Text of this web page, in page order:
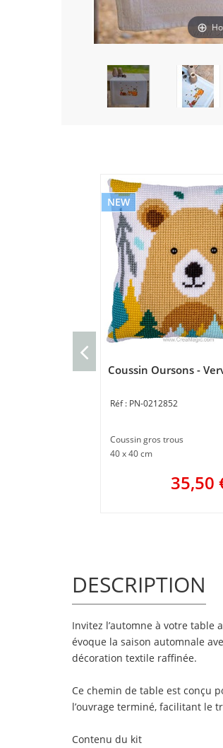
NEW
Coussin Oursons -
PN-0212852
Coussin gros trous
40 x 40 cm
35,50
DESCRIPTION
Invitez l’automne à votre
évoque la saison automnale
décoration textile raffinée.
Ce chemin de table est conçu
l’ouvrage terminé, facilitant le
Contenu du kit